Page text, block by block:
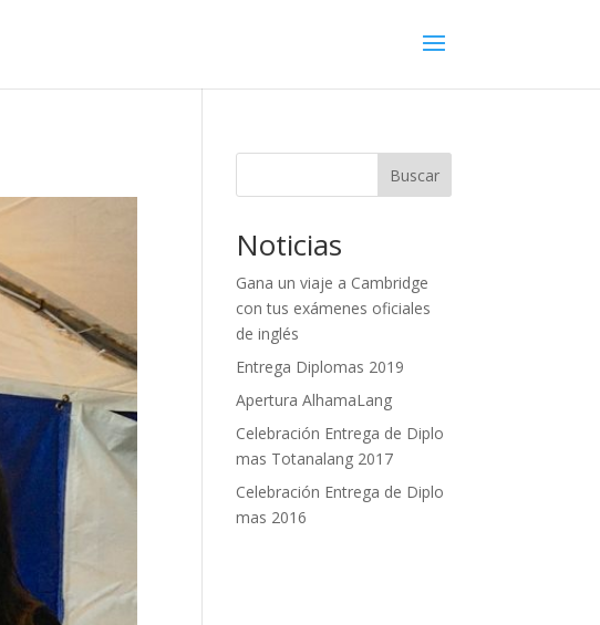
Buscar
Noticias
Gana un viaje a Cambridge
con tus exámenes oficiales
de inglés
Entrega Diplomas 2019
Apertura AlhamaLang
Celebración Entrega de Diplo
mas Totanalang 2017
Celebración Entrega de Diplo
mas 2016